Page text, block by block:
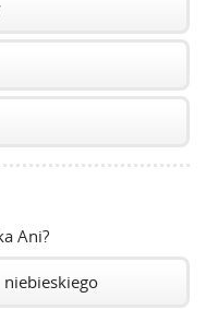
Ani?
niebieskiego